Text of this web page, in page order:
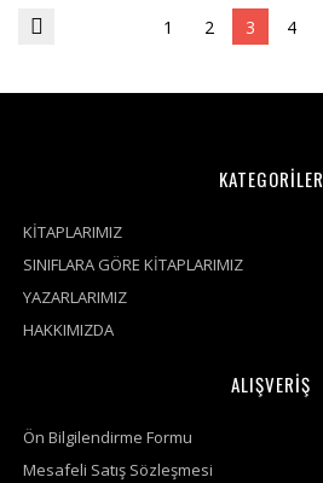
1 2 3 4
KATEGORİLER
KİTAPLARIMIZ
SINIFLARA GÖRE KİTAPLARIMIZ
YAZARLARIMIZ
HAKKIMIZDA
ALIŞVERİŞ
Ön Bilgilendirme Formu
Mesafeli Satış Sözleşmesi